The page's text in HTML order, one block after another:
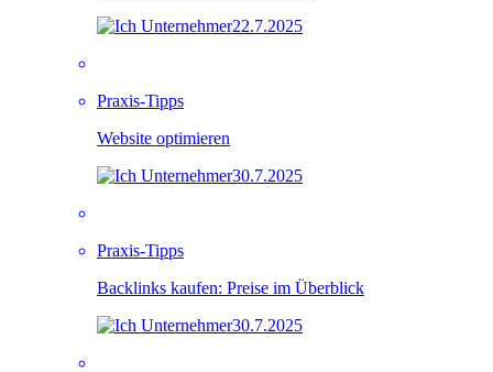
22.7.2025
Praxis-Tipps
Website optimieren
30.7.2025
Praxis-Tipps
Backlinks kaufen: Preise im Überblick
30.7.2025